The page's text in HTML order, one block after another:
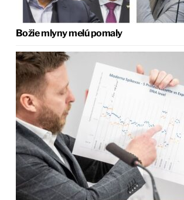
Božie mlyny melú pomaly